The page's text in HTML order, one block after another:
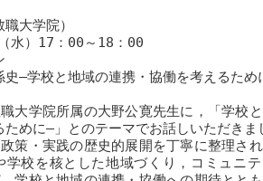
学院）
）17：00～18：00
校と地域の連携・協働を考えるため
大学院所属の大野公寛先生に，「学校
めに―」とのテーマでお話しいただきま
策・実践の歴史的展開を丁寧に整理さ
校を核とした地域づくり，コミュニ